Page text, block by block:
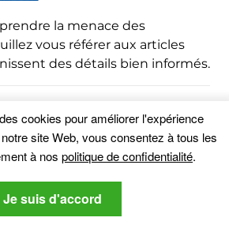
la menace des
vous référer aux articles
des détails bien informés.
pour les ransomwares
2014, La recommandation
est dene prêter attention
.
des sources fiables:
cookies pour améliorer l'expérience
site Web, vous consentez à tous les
à nos politique de confidentialité.
Je suis d'accord